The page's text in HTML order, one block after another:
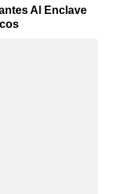
Al Enclave